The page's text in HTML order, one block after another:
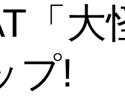
「大
プ!